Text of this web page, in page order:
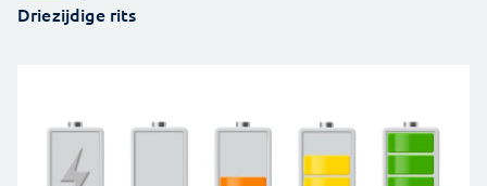
Driezijdige rits